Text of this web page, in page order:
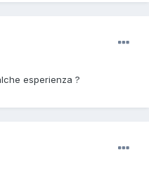
esperienza ?